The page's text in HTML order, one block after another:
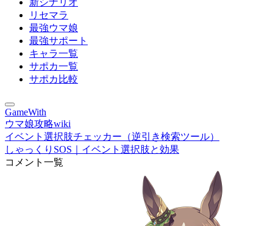
新シナリオ
リセマラ
最強ウマ娘
最強サポート
キャラ一覧
サポカ一覧
サポカ比較
GameWith
ウマ娘攻略wiki
イベント選択肢チェッカー（逆引き検索ツール）
しゃっくりSOS｜イベント選択肢と効果
コメント一覧